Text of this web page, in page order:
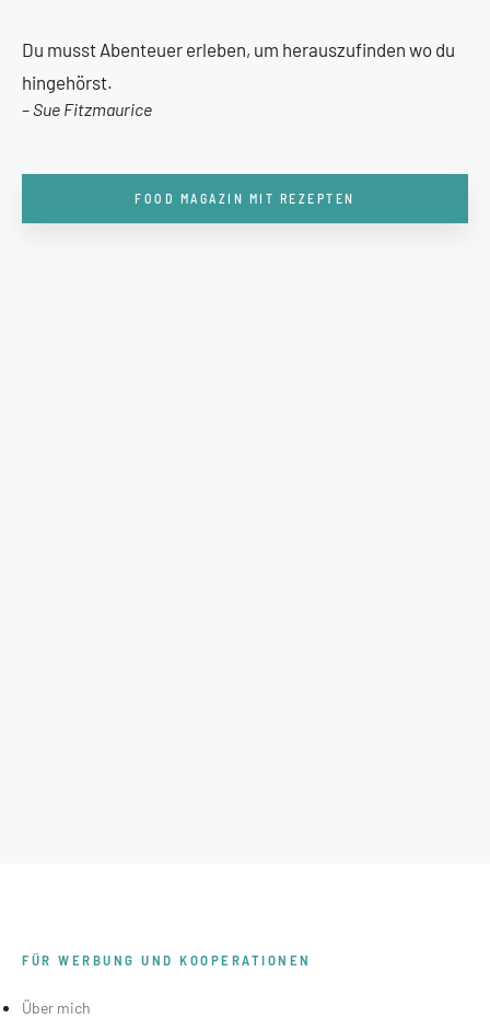
Du musst Abenteuer erleben, um herauszufinden wo du
hingehörst.
–Sue Fitzmaurice
FOOD MAGAZIN MIT REZEPTEN
FÜR WERBUNG UND KOOPERATIONEN
Über mich